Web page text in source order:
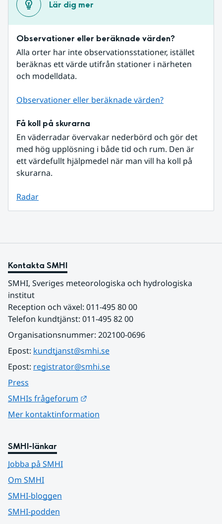
Lär dig mer
Observationer eller beräknade värden?
Alla orter har inte observationsstationer, istället
beräknas ett värde utifrån stationer i närheten
och modelldata.
Observationer eller beräknade värden?
Få koll på skurarna
En väderradar övervakar nederbörd och gör det
med hög upplösning i både tid och rum. Den är
ett värdefullt hjälpmedel när man vill ha koll på
skurarna.
Radar
Kontakta SMHI
SMHI, Sveriges meteorologiska och hydrologiska
institut
Reception och växel: 011-495 80 00
Telefon kundtjänst: 011-495 82 00
Organisationsnummer: 202100-0696
Epost: kundtjanst@smhi.se
Epost: registrator@smhi.se
Press
SMHIs frågeforum
Mer kontaktinformation
SMHI-länkar
Jobba på SMHI
Om SMHI
SMHI-bloggen
SMHI-podden